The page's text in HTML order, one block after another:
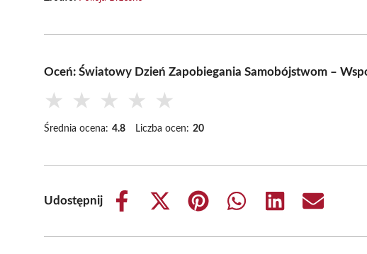
Oceń: Światowy Dzień Zapobiegania Samobójstwom –
★ ★ ★ ★ ★
Średnia ocena: 4.8 Liczba ocen: 20
Udostępnij
Share
Share
(Twitter)
Share
Share
Share
Share